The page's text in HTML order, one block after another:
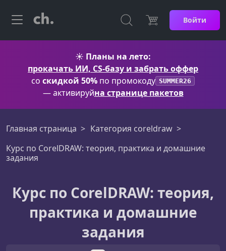
Войти
☀️ Планы на лето:
прокачать ИИ, CS-базу и забрать оффер
со скидкой 50% по промокоду SUMMER26
— активируйна странице пакетов
Главная страница
Категория coreldraw
Курс по CorelDRAW: теория, практика и домашние
задания
Курс по CorelDRAW: теория,
практика и домашние
задания